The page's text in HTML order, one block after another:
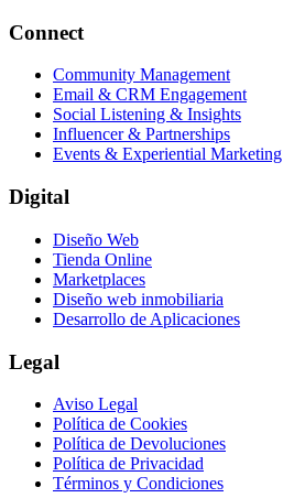
Connect
Community Management
Email & CRM Engagement
Social Listening & Insights
Influencer & Partnerships
Events & Experiential Marketing
Digital
Diseño Web
Tienda Online
Marketplaces
Diseño web inmobiliaria
Desarrollo de Aplicaciones
Legal
Aviso Legal
Política de Cookies
Política de Devoluciones
Política de Privacidad
Términos y Condiciones